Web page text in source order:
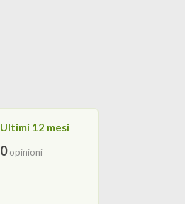
Ultimi 12 mesi
0opinioni